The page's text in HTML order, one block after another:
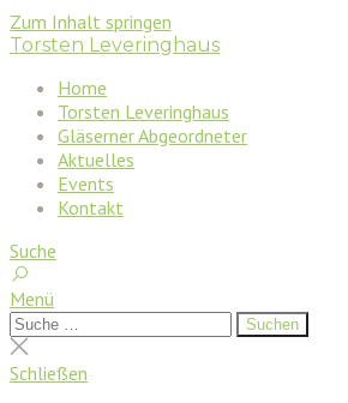
Zum Inhalt springen
Torsten Leveringhaus
Home
Torsten Leveringhaus
Gläserner Abgeordneter
Aktuelles
Events
Kontakt
Suche
Menü
Suchen
nach:
Suchen
Suche
schließen
Schließen